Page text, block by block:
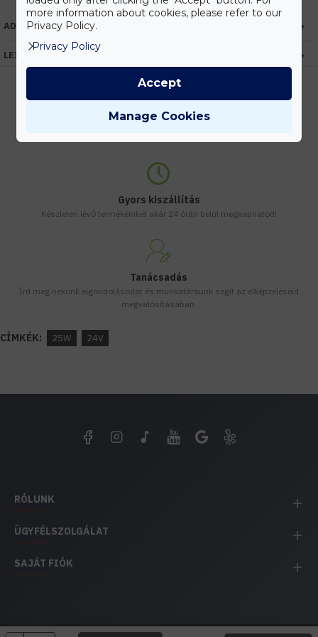
ADATOK
LEÍRÁS
Kedvezmények
Gyors kiszállítás
Készleten lévő termékeinket akár 24 órán belül megkaphatod!
Tanácsadás
Írd meg nekünk elgondolásodat és munkatársunk segít az elképzeléseid
megvalósításában.
CÍMKÉK: 25W 24V
RÓLUNK
ÜGYFÉLSZOLGÁLAT
SAJÁT FIÓK
EH IMPEX / Copyright © 1991-2025 Energia Háza
more information about cookies, please refer to our
Privacy Policy.
Privacy Policy
Manage Cookies
Accept